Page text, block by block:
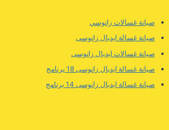
صيانة غسالات زانوسي
صيانة غسالة ايديال زانوسى
صيانة غسالات ايديال زانوسى
صيانة غسالة ايديال زانوسى 18 برنامج
صيانة غسالة ايديال زانوسى 14 برنامج